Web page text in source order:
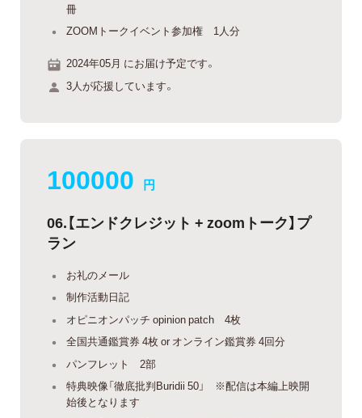
冊
ZOOMトークイベント参加権 1人分
2024年05月 にお届け予定です。
3人が応援しています。
100000 円
06.【エンドクレジット + zoomトーク】プ
ラン
お礼のメール
制作活動日記
オピニオンパッチ opinion patch 4枚
全国共通鑑賞券 4枚 or オンライン鑑賞券 4回分
パンフレット 2部
特典映像「徹底批判Buridii 50」 ※配信は本編上映開
始後となります